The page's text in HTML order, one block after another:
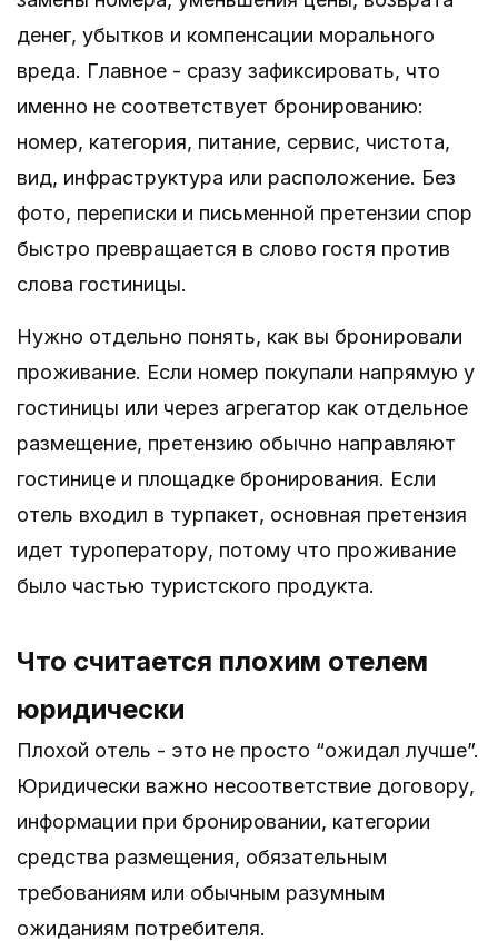
денег, убытков и компенсации морального
вреда. Главное - сразу зафиксировать, что
именно не соответствует бронированию:
номер, категория, питание, сервис, чистота,
вид, инфраструктура или расположение. Без
фото, переписки и письменной претензии спор
быстро превращается в слово гостя против
слова гостиницы.
Нужно отдельно понять, как вы бронировали
проживание. Если номер покупали напрямую у
гостиницы или через агрегатор как отдельное
размещение, претензию обычно направляют
гостинице и площадке бронирования. Если
отель входил в турпакет, основная претензия
идет туроператору, потому что проживание
было частью туристского продукта.
Что считается плохим отелем
юридически
Плохой отель - это не просто “ожидал лучше”.
Юридически важно несоответствие договору,
информации при бронировании, категории
средства размещения, обязательным
требованиям или обычным разумным
ожиданиям потребителя.